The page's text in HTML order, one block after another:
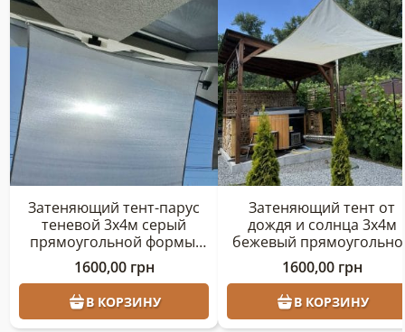
Затеняющий тент-парус
теневой 3х4м серый
прямоугольной формы.
Тент для навеса, тент от
солнца и дождя
1600,00 грн
В КОРЗИНУ
Затеняющий тент от
дождя и солнца 3х4м
бежевый
формы
1600,00 грн
В КОРЗИНУ